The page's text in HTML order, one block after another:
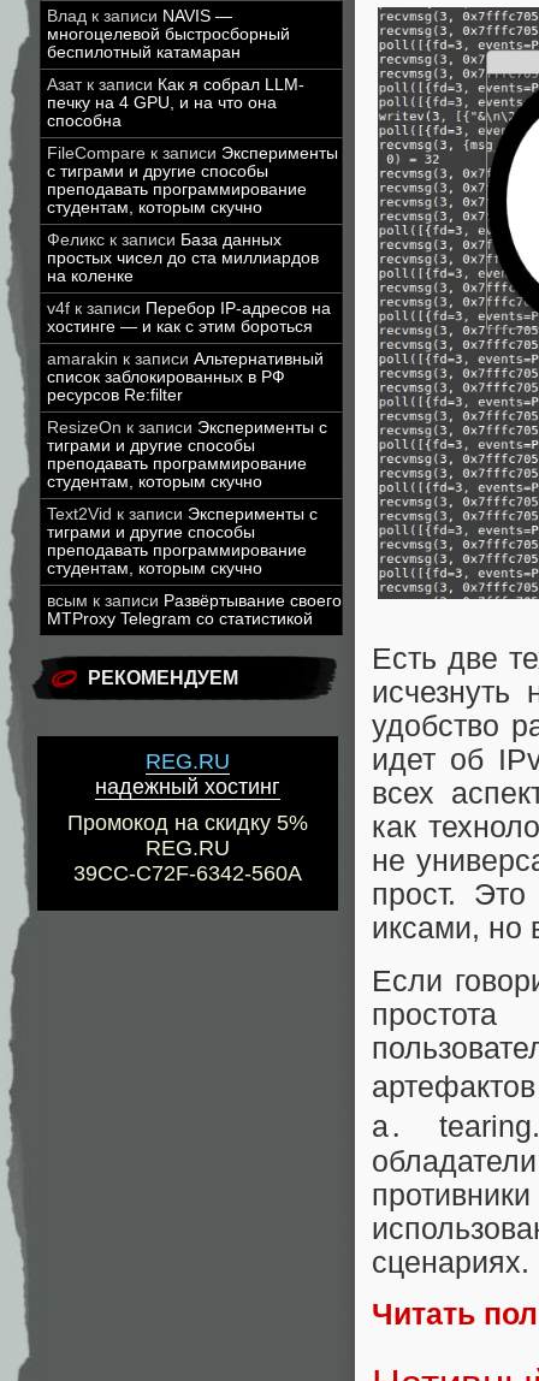
Влад к записи NAVIS —
многоцелевой быстросборный
беспилотный катамаран
Азатк записи Как я собрал LLM-
печку на 4 GPU, и на что она
способна
FileCompare к записи Эксперименты
с тиграми и другие способы
преподавать программирование
студентам, которым скучно
Феликс к записи База данных
простых чисел до ста миллиардов
на коленке
v4f к записи Перебор IP-адресов на
хостинге — и как с этим бороться
amarakin к записи Альтернативный
список заблокированных в РФ
ресурсов Re:filter
ResizeOn к записи Эксперименты с
тиграми и другие способы
преподавать программирование
студентам, которым скучно
Text2Vid к записи Эксперименты с
тиграми и другие способы
преподавать программирование
студентам, которым скучно
всым к записи Развёртывание своего
MTProxy Telegram со статистикой
РЕКОМЕНДУЕМ
REG.RU
надежный хостинг
Промокод на скидку 5%
REG.RU
39CC-C72F-6342-560A
Есть две
удобство
идет об
всех
как
не
прост.
иксами, но
Если
простота
a․
сценариях.
Читать